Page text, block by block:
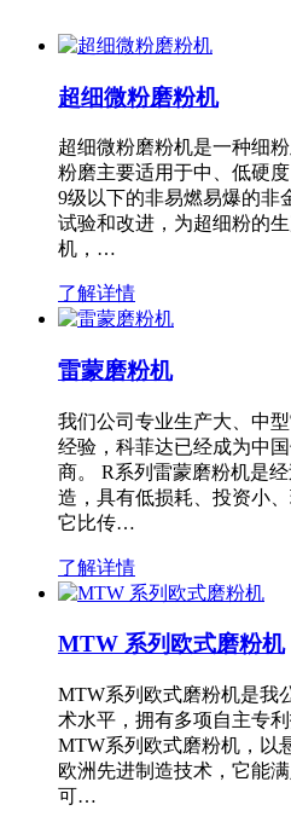
超细微粉磨粉机
超细微粉磨粉机是一种细
粉磨主要适用于中、低硬
9级以下的非易燃易爆的非
试验和改进，为超细粉的
机，…
了解详情
雷蒙磨粉机
我们公司专业生产大、中
经验，科菲达已经成为中
商。 R系列雷蒙磨粉机是
造，具有低损耗、投资小
它比传…
了解详情
MTW 系列欧式磨粉机
MTW系列欧式磨粉机是我
术水平，拥有多项自主专
MTW系列欧式磨粉机，以
欧洲先进制造技术，它能
可…